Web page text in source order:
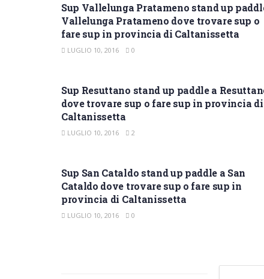
Sup Vallelunga Pratameno stand up
Vallelunga Pratameno dove trovare sup o
fare sup in provincia di Caltanissetta
LUGLIO 10, 2016 0
Sup Resuttano stand up paddle a
dove trovare sup o fare sup in provincia di
Caltanissetta
LUGLIO 10, 2016 2
Sup San Cataldo stand up paddle a San
Cataldo dove trovare sup o fare sup in
provincia di Caltanissetta
LUGLIO 10, 2016 0